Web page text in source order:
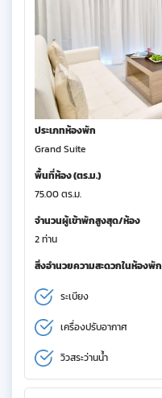
ประเภทห้องพัก
Grand Suite
พื้นที่ห้อง (ตร.ม.)
75.00 ตร.ม.
จำนวนผู้เข้าพักสูงสุด/ห้อง
2 ท่าน
สิ่งอำนวยความสะดวกในห้องพัก
ระเบียง
เครื่องปรับอากาศ
วิวสระว่านน้ำ